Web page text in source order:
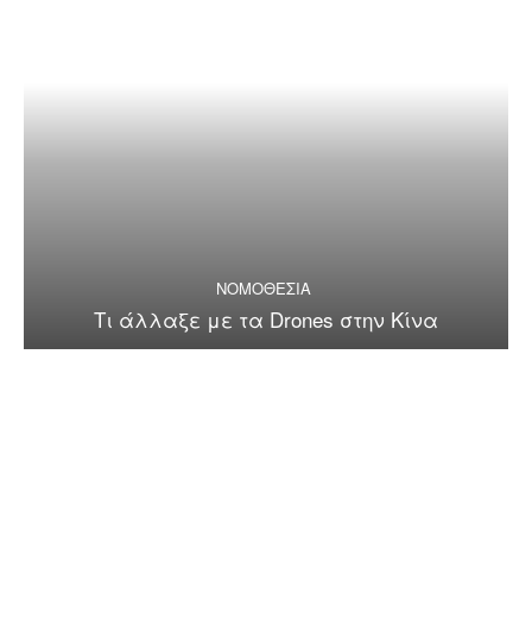
ΝΟΜΟΘΕΣΙΑ
Τι άλλαξε με τα Drones στην Κίνα